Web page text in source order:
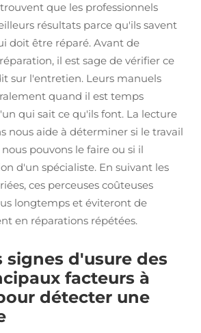
que les professionnels
résultats parce qu'ils savent
doit être réparé. Avant de
il est sage de vérifier ce
sur l'entretien. Leurs manuels
quand il est temps
qui sait ce qu'ils font. La lecture
nous aide à déterminer si le travail
pouvons le faire ou si il
d'un spécialiste. En suivant les
ces perceuses coûteuses
longtemps et éviteront de
en réparations répétées.
signes d'usure des
facteurs à
détecter une